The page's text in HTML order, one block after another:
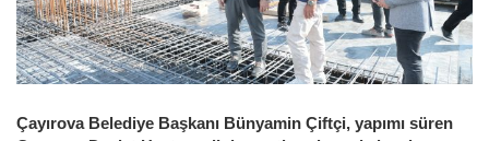
Çayırova Belediye Başkanı Bünyamin Çiftçi, yapımı süren